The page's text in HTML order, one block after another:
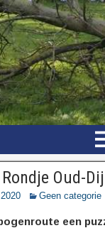
Oud-
Geen categorie
een